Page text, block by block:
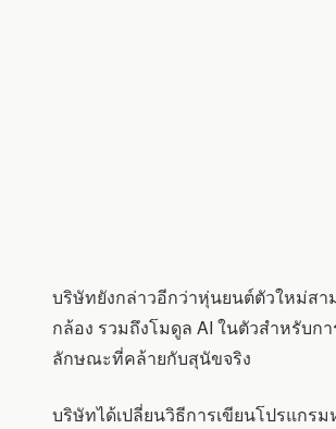
บริษัทยังกล่าวอีกว่าหุ่นยนต์ตัวใหม่สา
กล้อง รวมถึงโมดูล AI ในตัวสำหรับก
ลักษณะที่คล้ายกับสุนัขจริง
บริษัทได้เปลี่ยนวิธีการเขียนโปรแกร